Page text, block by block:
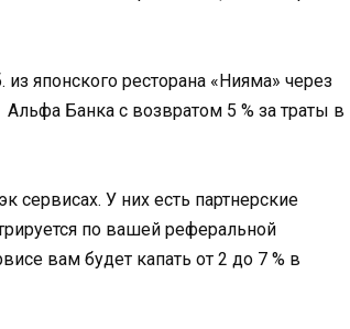
японского ресторана «Нияма» через
Банка с возвратом 5 % за траты в
У них есть партнерские
по вашей реферальной
вам будет капать от 2 до 7 % в